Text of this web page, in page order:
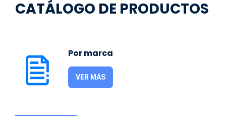
CATÁLOGO DE PRODUCTOS
Por marca
VER MÁS